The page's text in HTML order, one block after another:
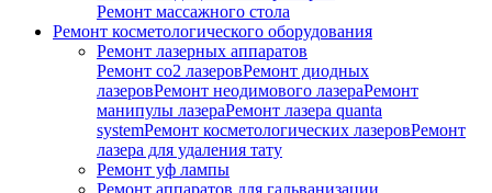
Ремонт массажного стола
Ремонт косметологического оборудования
Ремонт лазерных аппаратов
Ремонт co2 лазеровРемонт диодных
лазеровРемонт неодимового лазераРемонт
манипулы лазераРемонт лазера quanta
systemРемонт косметологических лазеровРемонт
лазера для удаления тату
Ремонт уф лампы
Ремонт аппаратов для гальванизации